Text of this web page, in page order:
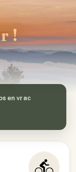
!
en vrac